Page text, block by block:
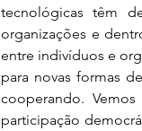
tecnológicas têm
organizações e
entre indivíduos e
para novas formas
cooperando.
participação